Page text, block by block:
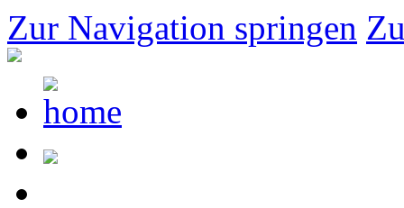
Zur Navigation springen